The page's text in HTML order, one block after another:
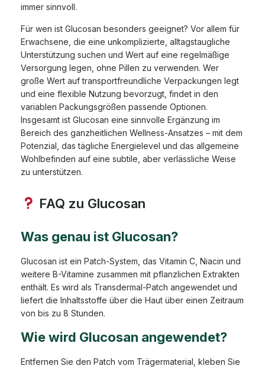
immer sinnvoll.
Für wen ist Glucosan besonders geeignet? Vor allem für
Erwachsene, die eine unkomplizierte, alltagstaugliche
Unterstützung suchen und Wert auf eine regelmäßige
Versorgung legen, ohne Pillen zu verwenden. Wer
große Wert auf transportfreundliche Verpackungen legt
und eine flexible Nutzung bevorzugt, findet in den
variablen Packungsgrößen passende Optionen.
Insgesamt ist Glucosan eine sinnvolle Ergänzung im
Bereich des ganzheitlichen Wellness-Ansatzes – mit dem
Potenzial, das tägliche Energielevel und das allgemeine
Wohlbefinden auf eine subtile, aber verlässliche Weise
zu unterstützen.
FAQ zu Glucosan
Was genau ist Glucosan?
Glucosan ist ein Patch-System, das Vitamin C, Niacin und
weitere B-Vitamine zusammen mit pflanzlichen Extrakten
enthält. Es wird als Transdermal-Patch angewendet und
liefert die Inhaltsstoffe über die Haut über einen Zeitraum
von bis zu 8 Stunden.
Wie wird Glucosan angewendet?
Entfernen Sie den Patch vom Trägermaterial, kleben Sie